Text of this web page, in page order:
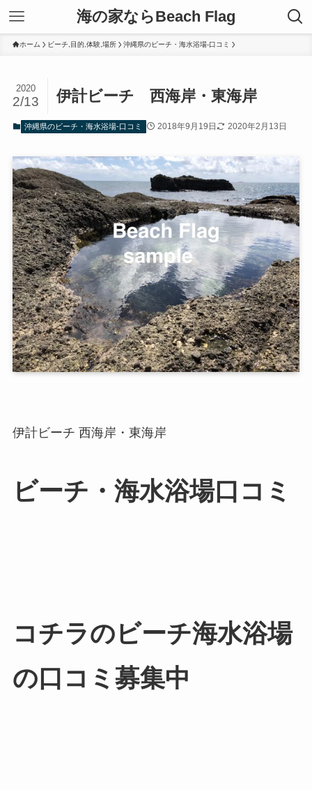
海の家ならBeach Flag
ホーム ビーチ,目的,体験,場所 沖縄県のビーチ・海水浴場-口コミ
伊計ビーチ 西海岸・東海岸
2020
2/13
沖縄県のビーチ・海水浴場-口コミ 2018年9月19日 2020年2月13日
伊計ビーチ 西海岸・東海岸
ビーチ・海水浴場口コミ
コチラのビーチ海水浴場
の口コミ募集中